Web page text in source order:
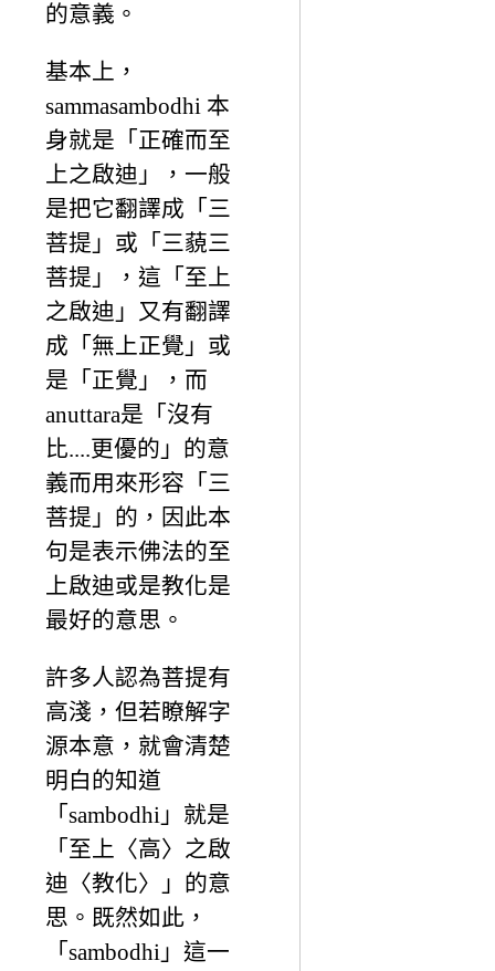
的意義。
基本上，
sammasambodhi 本
身就是「正確而至
上之啟迪」，一般
是把它翻譯成「三
菩提」或「三藐三
菩提」，這「至上
之啟迪」又有翻譯
成「無上正覺」或
是「正覺」，而
anuttara是「沒有
比....更優的」的意
義而用來形容「三
菩提」的，因此本
句是表示佛法的至
上啟迪或是教化是
最好的意思。
許多人認為菩提有
高淺，但若瞭解字
源本意，就會清楚
明白的知道
「sambodhi」就是
「至上〈高〉之啟
迪〈教化〉」的意
思。既然如此，
「sambodhi」這一